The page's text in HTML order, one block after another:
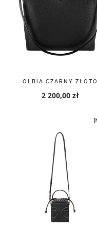
OLBIA CZARNY ZŁOTO
2 200,00 zł